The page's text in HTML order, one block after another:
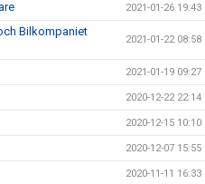
2021-01-26 19:43
Bilkompaniet
2021-01-22 08:58
2021-01-19 09:27
2020-12-22 22:14
2020-12-15 10:10
2020-12-07 15:55
2020-11-11 16:33